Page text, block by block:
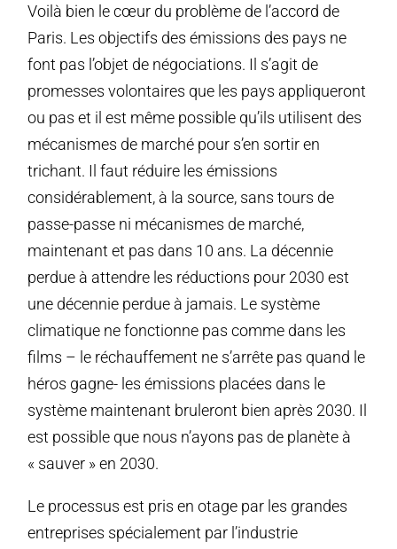
Voilà bien le cœur du problème de l’accord de
Paris. Les objectifs des émissions des pays ne
font pas l’objet de négociations. Il s’agit de
promesses volontaires que les pays appliqueront
ou pas et il est même possible qu’ils utilisent des
mécanismes de marché pour s’en sortir en
trichant. Il faut réduire les émissions
considérablement, à la source, sans tours de
passe-passe ni mécanismes de marché,
maintenant et pas dans 10 ans. La décennie
perdue à attendre les réductions pour 2030 est
une décennie perdue à jamais. Le système
climatique ne fonctionne pas comme dans les
films – le réchauffement ne s’arrête pas quand le
héros gagne- les émissions placées dans le
système maintenant bruleront bien après 2030. Il
est possible que nous n’ayons pas de planète à
« sauver » en 2030.
Le processus est pris en otage par les grandes
entreprises spécialement par l’industrie